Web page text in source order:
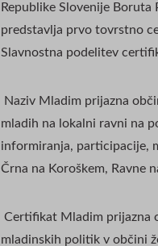
Republike Slovenije
predstavlja prvo tovrstno
Slavnostna podelitev
Naziv Mladim prijazna
mladih na lokalni ravni na
informiranja, participacije,
Črna na Koroškem, Ravne
Certifikat Mladim prijazna
mladinskih politik v občini